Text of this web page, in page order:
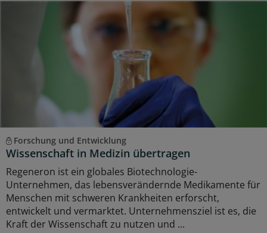
Forschung und Entwicklung
Wissenschaft in Medizin übertragen
Regeneron ist ein globales Biotechnologie-
Unternehmen, das lebensverändernde Medikamente für
Menschen mit schweren Krankheiten erforscht,
entwickelt und vermarktet. Unternehmensziel ist es, die
Kraft der Wissenschaft zu nutzen und ...